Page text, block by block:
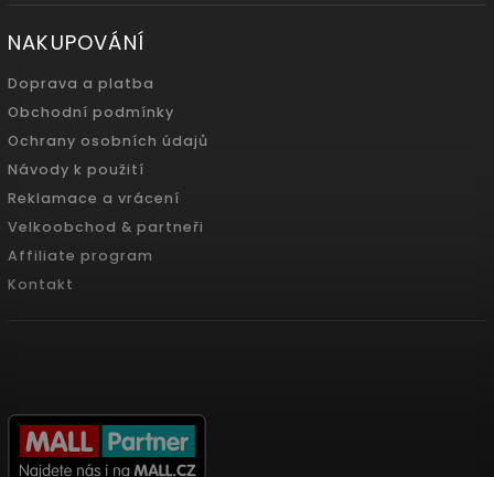
NAKUPOVÁNÍ
Doprava a platba
Obchodní podmínky
Ochrany osobních údajů
Návody k použití
Reklamace a vrácení
Velkoobchod & partneři
Affiliate program
Kontakt